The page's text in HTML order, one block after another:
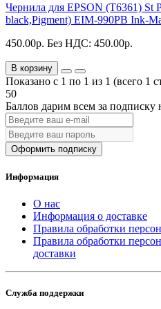
Чернила для EPSON (T6361) St
black,Pigment) EIM-990PB Ink-
450.00р. Без НДС: 450.00р.
В корзину
Показано с 1 по 1 из 1 (всего 1
50
Баллов дарим всем за подписку
Оформить подписку
Информация
О нас
Информация о доставке
Правила обработки
Правила обработки
доставки
Служба поддержки